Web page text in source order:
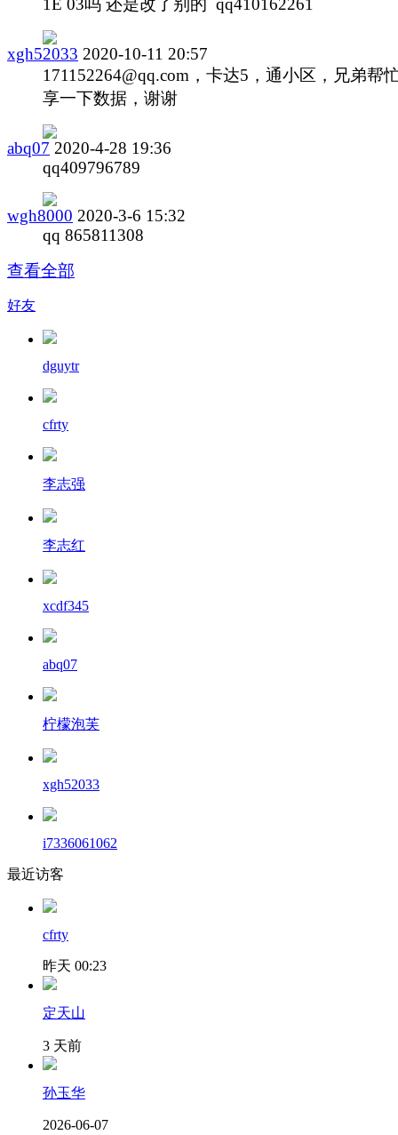
xgh52033 2020-10-11 20:57
171152264@qq.com ，卡达5，通小区，兄弟帮
享一下数据，谢谢
abq07 2020-4-28 19:36
qq409796789
wgh8000 2020-3-6 15:32
qq 865811308
查看全部
好友
dguytr
cfrty
李志强
李志红
xcdf345
abq07
柠檬泡芙
xgh52033
i7336061062
最近访客
cfrty
昨天 00:23
定天山
3 天前
孙玉华
2026-06-07